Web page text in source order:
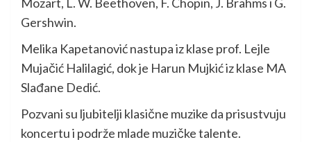
Gershwin.
Melika Kapetanović nastupa iz klase prof. Lejle
Mujačić Halilagić, dok je Harun Mujkić iz klase MA
Slađane Dedić.
Pozvani su ljubitelji klasične muzike da prisustvuju
koncertu i podrže mlade muzičke talente.